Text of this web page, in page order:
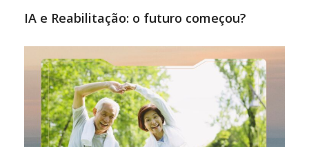
IA e Reabilitação: o futuro começou?